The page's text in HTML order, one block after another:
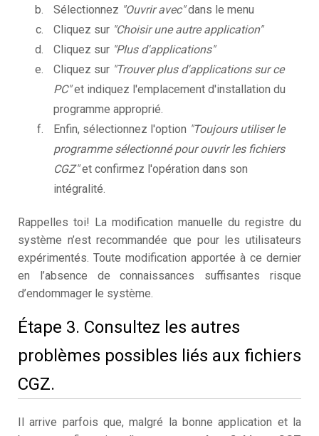
Sélectionnez "Ouvrir avec"dans le menu
Cliquez sur "Choisir une autre application"
Cliquez sur "Plus d'applications"
Cliquez sur "Trouver plus d'applications sur ce
PC"et indiquez l'emplacement d'installation du
programme approprié.
Enfin, sélectionnez l'option "Toujours utiliser le
programme sélectionné pour ouvrir les fichiers
CGZ"et confirmez l'opération dans son
intégralité.
Rappelles toi! La modification manuelle du registre du
système n’est recommandée que pour les utilisateurs
expérimentés. Toute modification apportée à ce dernier
en l’absence de connaissances suffisantes risque
d’endommager le système.
Étape 3. Consultez les autres
problèmes possibles liés aux fichiers
CGZ.
Il arrive parfois que, malgré la bonne application et la